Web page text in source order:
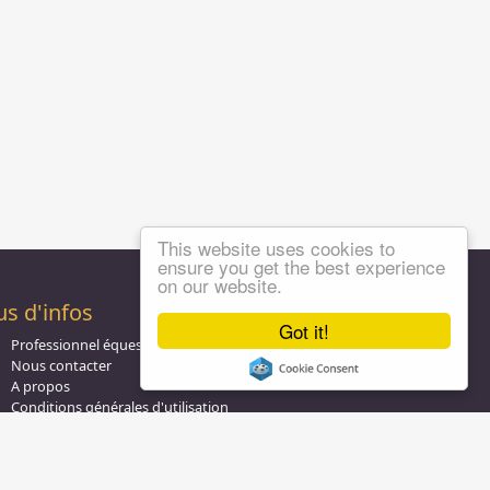
Got it!
This website uses cookies to
ensure you get the best experience
on our website.
d'infos
Professionnel équestre, Inscrivez-vous !
Nous contacter
A propos
Conditions générales d'utilisation